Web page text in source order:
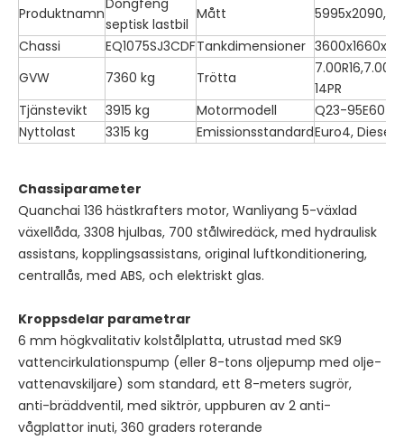
Produktnamn
Dongfeng
septisk lastbil
Mått
Chassi
EQ1075SJ3CDFTankdimensioner
GVW
7360 kg Trötta
14PR
Tjänstevikt
3915 kg Motormodell
Q23-95E60
Nyttolast
3315 kg EmissionsstandardEuro4, Diesel
Chassiparameter
Quanchai 136 hästkrafters motor, Wanliyang 5-växlad
växellåda, 3308 hjulbas, 700 stålwiredäck, med hydraulisk
assistans, kopplingsassistans, original luftkonditionering,
centrallås, med ABS, och elektriskt glas.
Kroppsdelar parametrar
6 mm högkvalitativ kolstålplatta, utrustad med SK9
vattencirkulationspump (eller 8-tons oljepump med olje-
vattenavskiljare) som standard, ett 8-meters sugrör,
anti-bräddventil, med siktrör, uppburen av 2 anti-
vågplattor inuti, 360 graders roterande